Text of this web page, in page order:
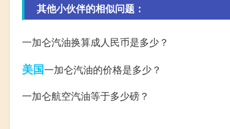
其他小伙伴的相似问题：
一加仑汽油换算成人民币是多少？
美国一加仑汽油的价格是多少？
一加仑航空汽油等于多少磅？